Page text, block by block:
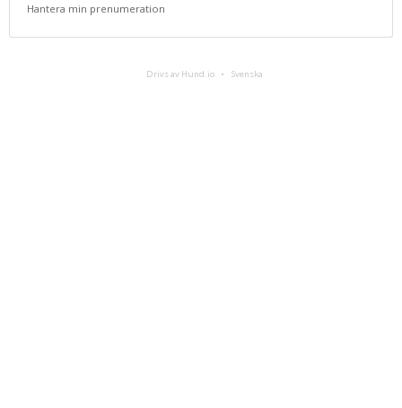
Hantera min prenumeration
Drivs av Hund.io Svenska